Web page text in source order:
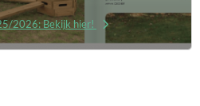
2026: Bekijk hier!